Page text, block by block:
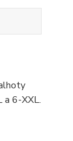
a 6-XXL.